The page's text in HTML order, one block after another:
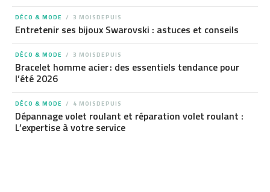
DÉCO & MODE 3 MOISDEPUIS
Entretenir ses bijoux Swarovski : astuces et conseils
DÉCO & MODE 3 MOISDEPUIS
Bracelet homme acier : des essentiels tendance pour
l’été 2026
DÉCO & MODE 4 MOISDEPUIS
Dépannage volet roulant et réparation volet roulant :
L’expertise à votre service